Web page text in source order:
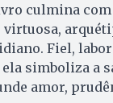
culmina com
Fiel,
ela simboliza a
amor,